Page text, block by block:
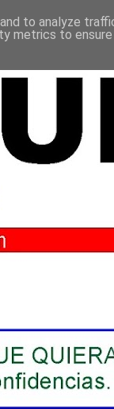
to analyze
metrics to